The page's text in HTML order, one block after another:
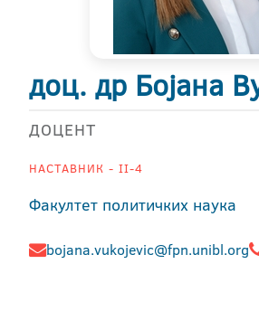
доц. др Бојана
ДОЦЕНТ
НАСТАВНИК - II-4
Факултет политичких наука
bojana.vukojevic@fpn.unibl.org